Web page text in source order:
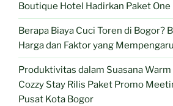
Boutique Hotel Hadirkan Paket
Berapa Biaya Cuci Toren di Bogor?
Harga dan Faktor yang
Produktivitas dalam Suasana Warm
Cozzy Stay Rilis Paket Promo
Pusat Kota Bogor